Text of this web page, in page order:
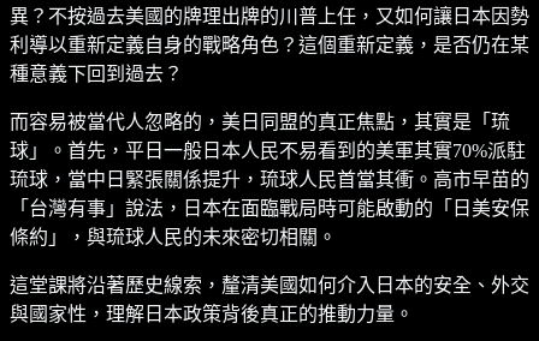
異？不按過去美國的牌理出牌的川普上任，又如何讓日本因勢
利導以重新定義自身的戰略角色？這個重新定義，是否仍在某
種意義下回到過去？
而容易被當代人忽略的，美日同盟的真正焦點，其實是「琉
球」。首先，平日一般日本人民不易看到的美軍其實70%派駐
琉球，當中日緊張關係提升，琉球人民首當其衝。高市早苗的
「台灣有事」說法，日本在面臨戰局時可能啟動的「日美安保
條約」，與琉球人民的未來密切相關。
這堂課將沿著歷史線索，釐清美國如何介入日本的安全、外交
與國家性，理解日本政策背後真正的推動力量。